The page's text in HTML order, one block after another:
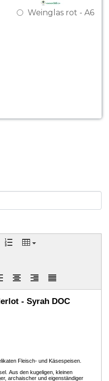
Weinglas rot - A6